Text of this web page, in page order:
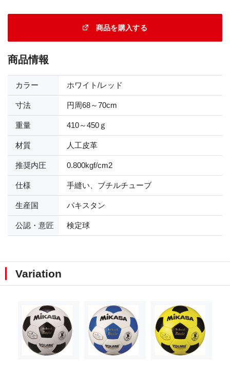
商品を購入する
商品情報
カラー ホワイト/レッド
寸法 円周68～70cm
重量 410～450ｇ
材質 人工皮革
推奨内圧 0.800kgf/cm2
仕様 手縫い、ブチルチューブ
生産国 パキスタン
公認・意匠 検定球
Variation